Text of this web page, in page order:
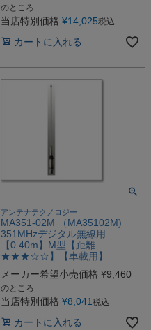
のところ
当店特別価格 ¥14,025税込
カートに入れる
アンテナテクノロジー
MA351-02M （MA35102M)
351MHzデジタル無線用
【0.40m】M型【距離
★★★☆☆】【車載用】
メーカー希望小売価格 ¥9,460
のところ
当店特別価格 ¥8,041 税込
カートに入れる